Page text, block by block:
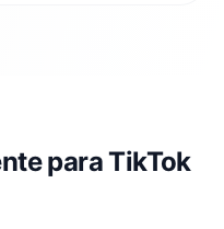
para TikTok